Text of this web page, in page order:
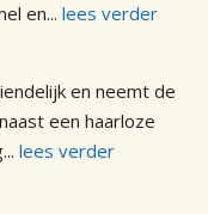
en... lees verder
en neemt de
een haarloze
... lees verder